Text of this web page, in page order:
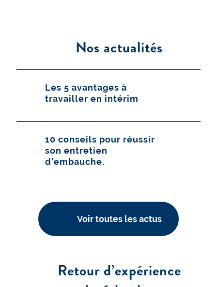
Nos actualités
Les 5 avantages à
travailler en intérim
10 conseils pour réussir
son entretien
d’embauche.
Voir toutes les actus
Retour d’expérience